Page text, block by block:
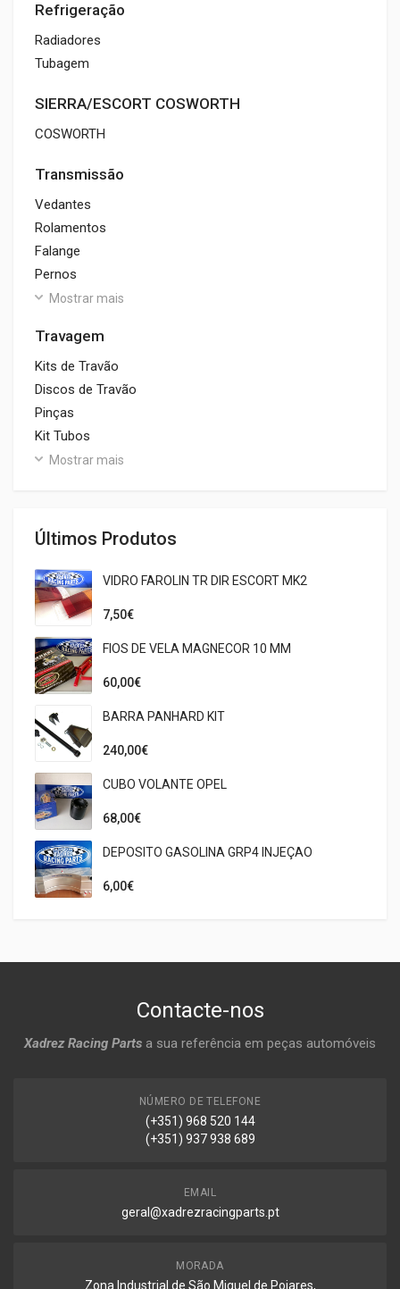
Refrigeração
Radiadores
Tubagem
SIERRA/ESCORT COSWORTH
COSWORTH
Transmissão
Vedantes
Rolamentos
Falange
Pernos
Mostrar mais
Travagem
Kits de Travão
Discos de Travão
Pinças
Kit Tubos
Mostrar mais
Últimos Produtos
VIDRO FAROLIN TR DIR ESCORT MK2
7,50€
FIOS DE VELA MAGNECOR 10 MM
60,00€
BARRA PANHARD KIT
240,00€
CUBO VOLANTE OPEL
68,00€
DEPOSITO GASOLINA GRP4 INJEÇAO
6,00€
Contacte-nos
Xadrez Racing Parts a sua referência em peças automóveis
NÚMERO DE TELEFONE
(+351) 968 520 144
(+351) 937 938 689
EMAIL
geral@xadrezracingparts.pt
MORADA
Zona Industrial de São Miguel de Poiares,